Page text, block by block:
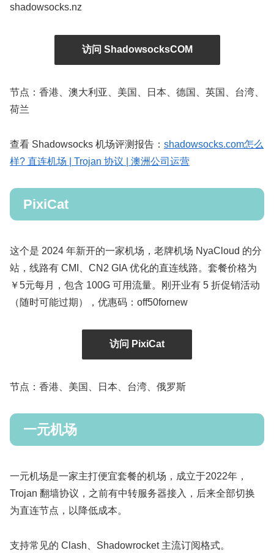
shadowsocks.nz
访问 ShadowsocksCOM
节点：香港、澳大利亚、美国、日本、德国、英国、台湾、
荷兰
查看 Shadowsocks 机场评测报告： shadowsocks.com怎么
样? 直连机场 | Trojan 协议 | 澳洲公司运营
PixiCat
这个是 2024 年新开的一家机场，老牌机场 NyaCloud 的分
站，线路有 CMI、CN2 GIA 优化的直连线路。套餐价格为
￥5元每月，包含 100G 可用流量。刚开业有 5 折促销活动
（随时可能过期），优惠码：off50fornew
访问 PixiCat
节点：香港、美国、日本、台湾、俄罗斯
一元机场
一元机场是一家主打便宜套餐的机场，成立于2022年，
Trojan 翻墙协议，之前有中转服务器接入，后来全部切换
为直连节点，以降低成本。
支持常见的 Clash、Shadowrocket 主流订阅格式。